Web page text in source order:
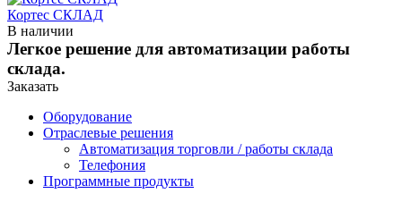
Кортес СКЛАД
В наличии
Легкое решение для автоматизации работы
склада.
Заказать
Оборудование
Отраслевые решения
Автоматизация торговли / работы склада
Телефония
Программные продукты